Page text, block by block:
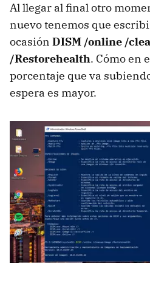
Al llegar al final otro
nuevo tenemos que
ocasión DISM /online /
/Restorehealth. Cómo en
porcentaje que va
espera es mayor.